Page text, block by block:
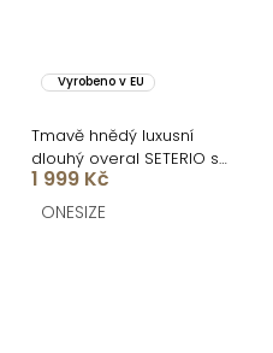
Vyrobeno v EU
Tmavě hnědý luxusní
dlouhý overal SETERIO se
širokými nohavicemi
1 999 Kč
ONESIZE